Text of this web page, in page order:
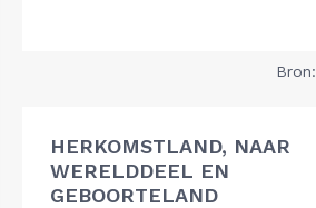
Bron:
HERKOMSTLAND, NAAR
WERELDDEEL EN
GEBOORTELAND